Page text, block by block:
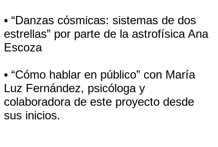
• “Danzas cósmicas: sistemas de dos
estrellas” por parte de la astrofísica Ana
Escoza
• “Cómo hablar en público” con María
Luz Fernández, psicóloga y
colaboradora de este proyecto desde
sus inicios.